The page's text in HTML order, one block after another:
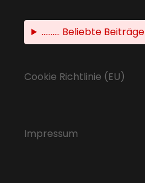
.......... Beliebte Beiträge
Cookie Richtlinie (EU)
Impressum